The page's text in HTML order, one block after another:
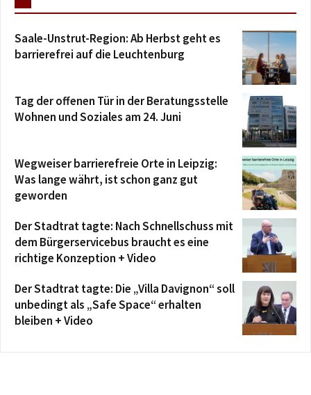
Saale-Unstrut-Region: Ab Herbst geht es
barrierefrei auf die Leuchtenburg
Tag der offenen Tür in der Beratungsstelle
Wohnen und Soziales am 24. Juni
Wegweiser barrierefreie Orte in Leipzig:
Was lange währt, ist schon ganz gut
geworden
Der Stadtrat tagte: Nach Schnellschuss mit
dem Bürgerservicebus braucht es eine
richtige Konzeption + Video
Der Stadtrat tagte: Die „Villa Davignon“ soll
unbedingt als „Safe Space“ erhalten
bleiben + Video